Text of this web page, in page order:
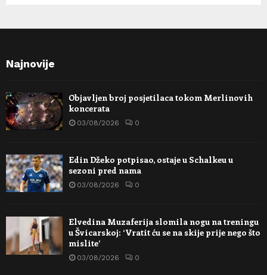
Najnovije
Objavljen broj posjetilaca tokom Merlinovih
koncerata
03/08/2026 0
Edin Džeko potpisao, ostaje u Schalkeu u
sezoni pred nama
03/08/2026 0
Elvedina Muzaferija slomila nogu na treningu
u Švicarskoj: ‘Vratit ću se na skije prije nego što
mislite’
03/08/2026 0